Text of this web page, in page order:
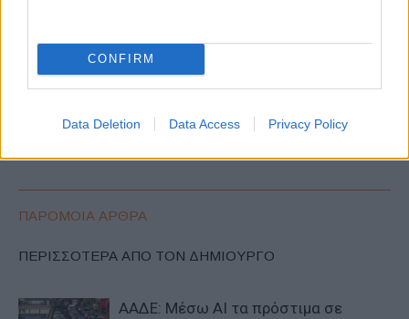
CONFIRM
Data Deletion Data Access Privacy Policy
Προηγούμενο άρθρο
απειλή στο υδρογόνο
Επένδυση στην κυκλική
ΠΑΡΟΜΟΙΑ ΑΡΘΡΑ
ΠΕΡΙΣΣΟΤΕΡΑ ΑΠΟ ΤΟΝ ΔΗΜΙΟΥΡΓΟ
ΑΑΔΕ: Μέσω ΑΙ τα πρόστιμα σε